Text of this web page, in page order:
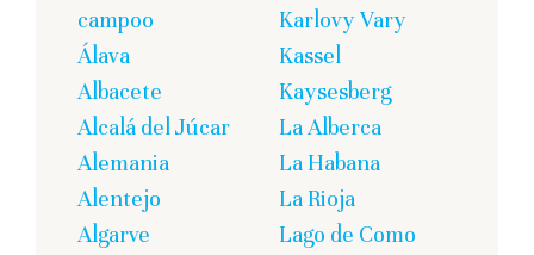
campoo
Álava
Albacete
Alcalá del Júcar
Alemania
Alentejo
Algarve
Karlovy Vary
Kassel
Kaysesberg
La Alberca
La Habana
La Rioja
Lago de Como